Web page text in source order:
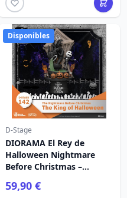
Disponibles
D-Stage
DIORAMA El Rey de
Halloween Nightmare
Before Christmas –
59,90 €